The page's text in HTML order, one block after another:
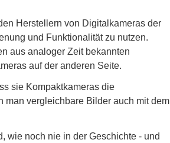
Herstellern von Digitalkameras der
und Funktionalität zu nutzen.
aus analoger Zeit bekannten
auf der anderen Seite.
sie Kompaktkameras die
man vergleichbare Bilder auch mit dem
wie noch nie in der Geschichte - und